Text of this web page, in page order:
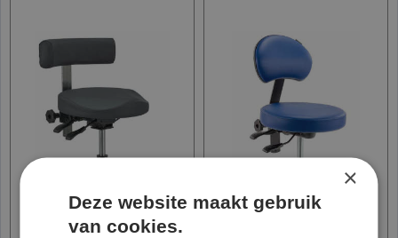
×
Deze website maakt gebruik
van cookies.